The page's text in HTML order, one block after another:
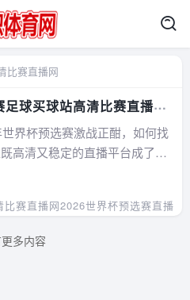
比赛直播网
足球买球站高清比赛直播
世界杯预选赛观赛指南
界杯预选赛激战正酣，如何找
高清又稳定的直播平台成了球
拆解选择“预选赛足球买球站高
播网”的关键标准，并穿插真实
畅享每场对决。...
比赛直播网2026世界杯预选赛直播
多内容